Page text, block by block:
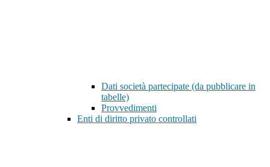
Dati società partecipate (da pubblicare in
tabelle)
Provvedimenti
Enti di diritto privato controllati